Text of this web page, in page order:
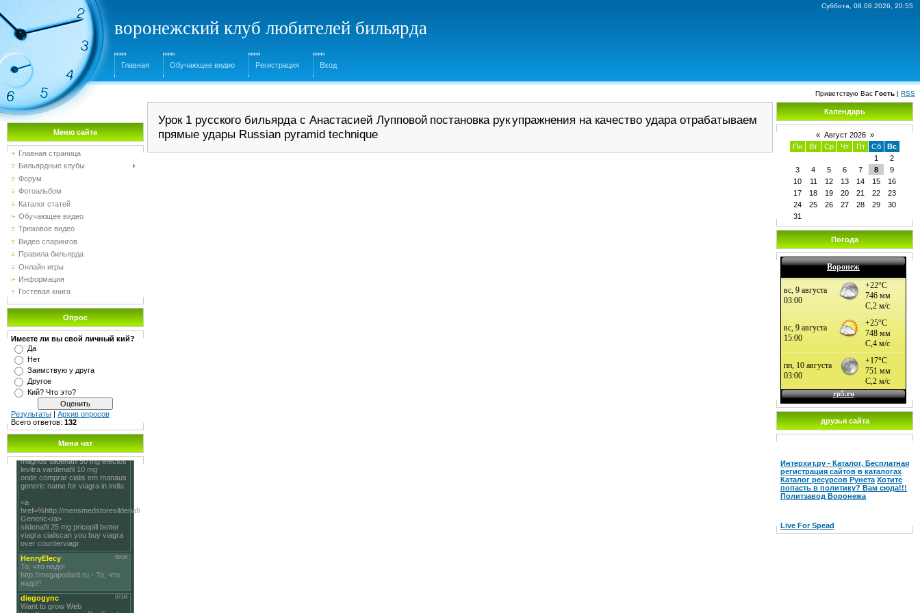
Суббота, 08.08.2026, 20:55
воронежский клуб любителей бильярда
Главная Обучающее видио Регистрация Вход
Приветствую Вас Гость | RSS
Меню сайта
Главная страница
Бильярдные клубы
Форум
Фотоальбом
Каталог статей
Обучающее видео
Трюковое видео
Видео спарингов
Правила бильярда
Онлайн игры
Информация
Гостевая книга
Опрос
Имеете ли вы свой личный кий?
Да
Нет
Заимствую у друга
Другое
Кий? Что это?
Результаты | Архив опросов
Всего ответов: 132
Мини чат
Урок 1 русского бильярда с Анастасией Лупповой постановка рукупражнения на качество удара отрабатываем
прямые удары Russian pyramid technique
Календарь
« Август 2026 »
Пн
Вт Ср Чт Пт Сб
Вс
1
2
3
4 5 6 7 8
9
10
11 12 13 14 15
16
17
18 19 20 21 22
23
24
25 26 27 28 29
30
31
Погода
Воронеж
друзья сайта
Интерхит.ру - Каталог, Бесплатная
регистрация сайтов в каталогах
Каталог ресурсов Рунета Хотите
попасть в политику? Вам сюда!!!
Политзавод Воронежа
Live For Spead